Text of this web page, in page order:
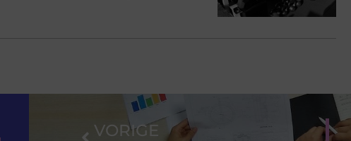
VORIGE